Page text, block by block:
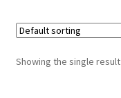
Showing the single result